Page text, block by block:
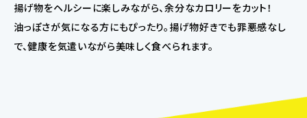
揚げ物をヘルシーに楽しみながら、余分なカロリーをカット！
油っぽさが気になる方にもぴったり。揚げ物好きでも罪悪感なし
で、健康を気遣いながら美味しく食べられます。